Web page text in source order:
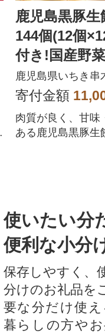
鹿児島黒豚生
144個(12個
付き!国産野
鹿児島県いちき串
寄付金額
肉質が良く、甘味
ある鹿児島黒豚生
使いたい分
便利な小分
保存しやすく、
分けのお礼品を
要な分だけ使
暮らしの方や